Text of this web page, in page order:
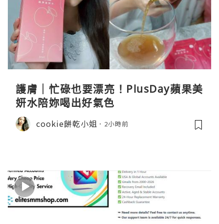
護膚｜忙碌也要漂亮！PlusDay蘋果美
妍水陪妳喝出好氣色
cookie餅乾小姐 2小時前